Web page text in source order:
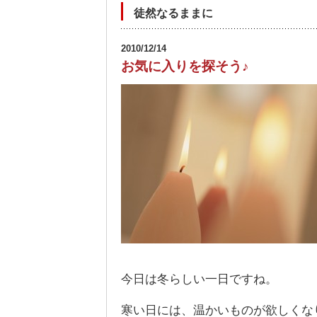
徒然なるままに
2010/12/14
お気に入りを探そう♪
今日は冬らしい一日ですね。
寒い日には、温かいものが欲しくな